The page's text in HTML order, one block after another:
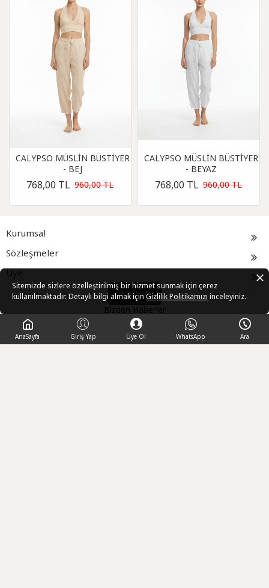
CALYPSO MÜSLİN BÜSTİYER
- BEJ
768,00 TL 960,00 TL
CALYPSO MÜSLİN BÜSTİYER
- BEYAZ
768,00 TL 960,00 TL
Kurumsal
Sözleşmeler
Üye
Bizden Haberler
AnaSayfa Giriş Yap Üye Ol WhatsApp Ara
Sitemizde sizlere özelleştirilmiş bir hizmet sunmak için çerez
kullanılmaktadır. Detaylı bilgi almak için Gizlilik Politikamızı inceleyiniz.
Filtrele